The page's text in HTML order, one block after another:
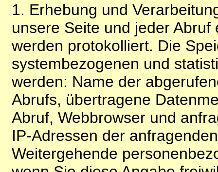
1. Erhebung und
unsere Seite und jeder
werden protokolliert. Die
systembezogenen und
werden: Name der
Abrufs, übertragene
Abruf, Webbrowser und
IP-Adressen der
Weitergehende